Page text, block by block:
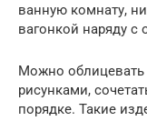
ванную комнату,
вагонкой наряду с
Можно
рисунками,
порядке. Такие